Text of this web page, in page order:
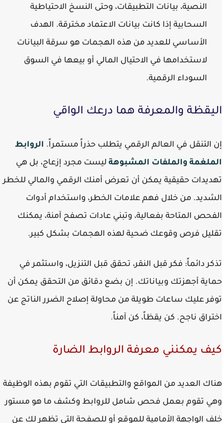
النصية، بيانات التطبيقات، وحتى النسخ الاحتياطية
السحابية إذا كانت بيانات الاعتماد مخترقة. الهدف
الأساسي للعديد من هذه الهجمات هوسرقة البيانات
لاستخدامها في الاحتيال المالي أو بيعها في السوق
السوداء الرقمية.
والمعرفة هما درعك الواقي
التنقل في العالم الرقمي يتطلب حذراً مستمراً.الروابط
والملفات المشبوهةليست مجرد إزعاج، بل هي
حقيقية يمكن أن تعرض أمنك الرقمي والمالي للخطر
من خلال فهم علامات الخطر، واستخدام أدوات
المتاحة بفعالية، وتبني عادات تصفح آمنة، يمكنك
فرص وقوعك ضحية لهذه الهجمات بشكل كبير.
دائماً: فكر قبل النقر، تحقق قبل التنزيل، واستثمر في
أجهزتك وبياناتك. إن بضع دقائق من التحقق يمكن أن
عليك ساعات طويلة من محاولة إصلاح الضرر الناتج عن
ناجح. كن يقظاً، كن آمناً.
يمكنني معرفة الروابط الضارة
العديد من المواقع والتطبيقات التي تقوم بهذه الوظيفة
تقوم بعمل فحص شامل للروابط وكشف ما هو مستور
الواجهة الأمامية للموقع أو للصفحة التي تظهر لك عن